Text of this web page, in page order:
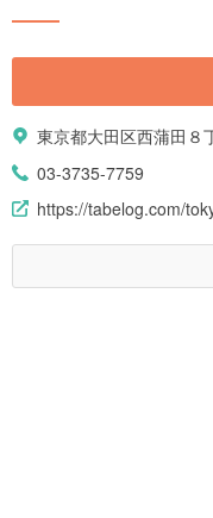
東京都大田区西蒲田８
03-3735-7759
https://tabelog.com/